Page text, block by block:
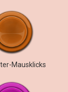
Mausklicks